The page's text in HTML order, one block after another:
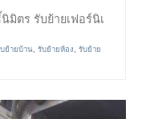
มิตร รับย้ายเฟอร์นิเ
ย้ายบ้าน รับย้ายห้อง
รับย้าย